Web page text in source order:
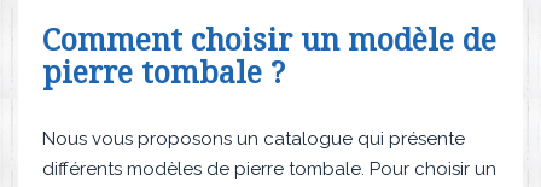
Comment choisir un modèle de
pierre tombale ?
Nous vous proposons un catalogue qui présente
différents modèles de pierre tombale. Pour choisir un